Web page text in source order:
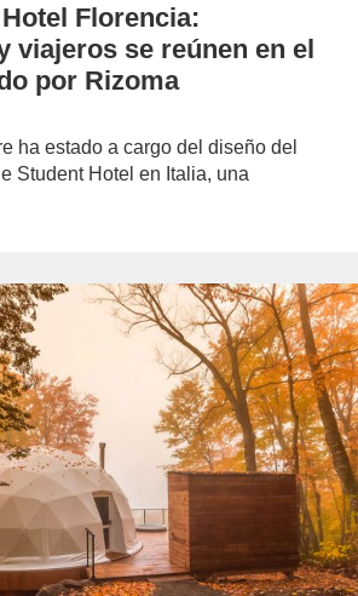
Florencia:
viajeros se reúnen en el
por Rizoma
ha estado a cargo del diseño del
Student Hotel en Italia, una